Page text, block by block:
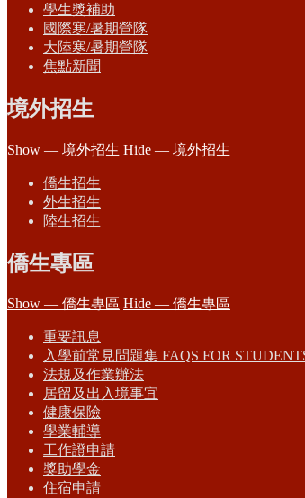
學生獎補助
國際寒/暑期營隊
大陸寒/暑期營隊
焦點新聞
境外招生
Show — 境外招生 Hide — 境外招生
僑生招生
外生招生
陸生招生
僑生專區
Show — 僑生專區 Hide — 僑生專區
重要訊息
入學前常見問題集 FAQS FOR
法規及作業辦法
居留及出入境事宜
健康保險
學業輔導
工作證申請
獎助學金
住宿申請